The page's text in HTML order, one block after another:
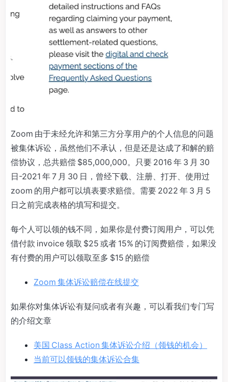
Zoom 由于未经允许和第三方分享用户的个人信息的问题
被集体诉讼，虽然他们不承认，但是还是达成了和解的赔
偿协议，总共赔偿 $85,000,000。只要 2016 年 3 月 30
日-2021 年 7 月 30 日，曾经下载、注册、打开、使用过
zoom 的用户都可以填表要求赔偿。需要 2022 年 3 月 5
日之前完成表格的填写和提交。
每个人可以领的钱不同，如果你是付费订阅用户，可以凭
借付款 invoice 领取 $25 或者 15% 的订阅费赔偿，如果没
有付费的用户可以领取至多 $15 的赔偿
Zoom 集体诉讼赔偿在线提交
如果你对集体诉讼有疑问或者有兴趣，可以看我们专门写
的介绍文章
美国 Class Action 集体诉讼介绍（领钱的机会）
当前可以领钱的集体诉讼合集